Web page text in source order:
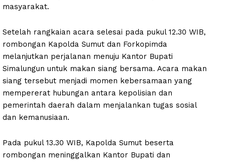
masyarakat.
Setelah rangkaian acara selesai pada pukul 12.30 WIB,
rombongan Kapolda Sumut dan Forkopimda
melanjutkan perjalanan menuju Kantor Bupati
Simalungun untuk makan siang bersama. Acara makan
siang tersebut menjadi momen kebersamaan yang
mempererat hubungan antara kepolisian dan
pemerintah daerah dalam menjalankan tugas sosial
dan kemanusiaan.
Pada pukul 13.30 WIB, Kapolda Sumut beserta
rombongan meninggalkan Kantor Bupati dan